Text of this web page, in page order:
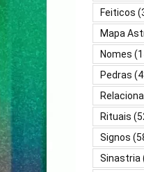
Feiticos
Mapa
Nomes
Pedras
Rituais
Signos
Sinastria